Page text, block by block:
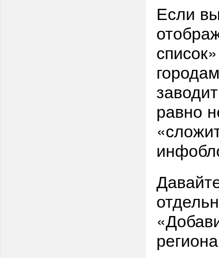
Если
равно